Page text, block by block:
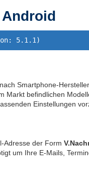
5.1.1)
Smartphone-
befindlichen
Einstellungen
Adresse der Form
um Ihre E-Mails,